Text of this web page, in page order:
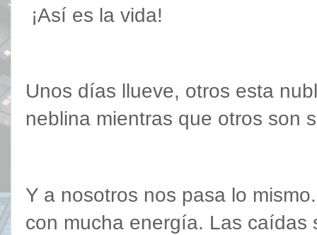
¡Así es la vida!
Unos días llueve, otros esta
neblina mientras que otros son
Y a nosotros nos pasa lo
con mucha energía. Las caídas